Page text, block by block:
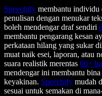
Speechify membantu individu
penulisan dengan menukar
boleh mendengar draf sendiri
membantu pengarang kesan
perkataan hilang yang sukar
muat naik esei, laporan, atau
suara realistik merentas 60+
mendengar ini membantu
keyakinan. Speechify mudah
sesuai untuk semakan di